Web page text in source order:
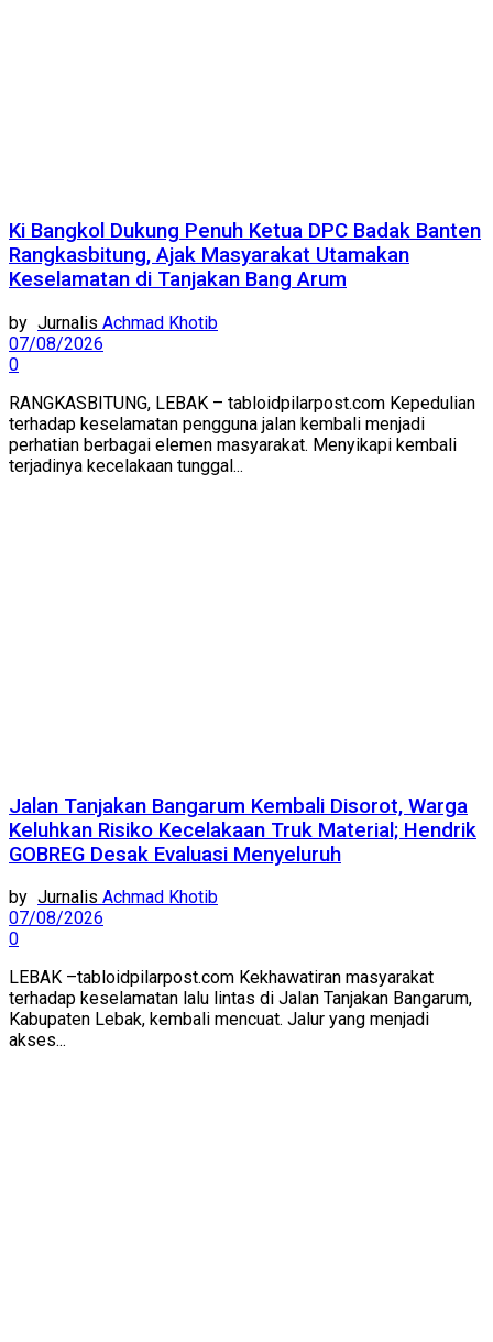
Ki Bangkol Dukung Penuh Ketua DPC Badak Banten
Rangkasbitung, Ajak Masyarakat Utamakan
Keselamatan di Tanjakan Bang Arum
by
Achmad Khotib
07/08/2026
0
RANGKASBITUNG, LEBAK – tabloidpilarpost.com Kepedulian
terhadap keselamatan pengguna jalan kembali menjadi
perhatian berbagai elemen masyarakat. Menyikapi kembali
terjadinya kecelakaan tunggal...
Jalan Tanjakan Bangarum Kembali Disorot, Warga
Keluhkan Risiko Kecelakaan Truk Material; Hendrik
GOBREG Desak Evaluasi Menyeluruh
by
Achmad Khotib
07/08/2026
0
LEBAK –tabloidpilarpost.com Kekhawatiran masyarakat
terhadap keselamatan lalu lintas di Jalan Tanjakan Bangarum,
Kabupaten Lebak, kembali mencuat. Jalur yang menjadi
akses...